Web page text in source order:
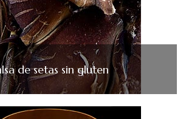
de setas sin gluten